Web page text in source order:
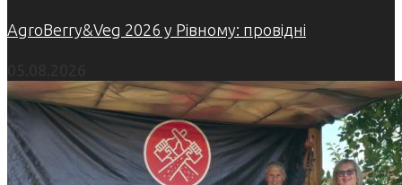
AgroBerry&Veg 2026 у Рівному: провідні